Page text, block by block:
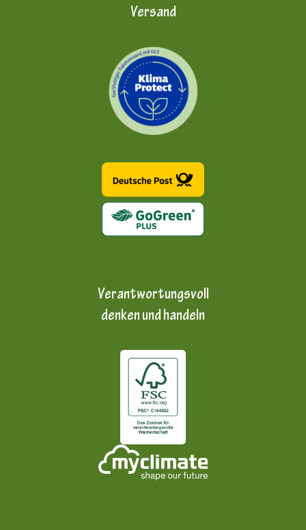
Versand
Verantwortungsvoll
denken und handeln